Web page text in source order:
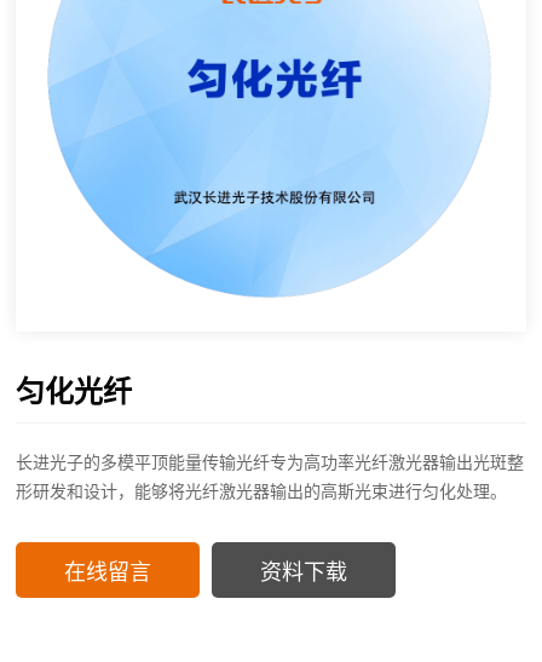
匀化光纤
长进光子的多模平顶能量传输光纤专为高功率光纤激光器输出光斑整
形研发和设计，能够将光纤激光器输出的高斯光束进行匀化处理。
在线留言 资料下载